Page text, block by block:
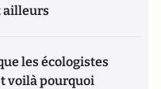
ailleurs
les écologistes
voilà pourquoi